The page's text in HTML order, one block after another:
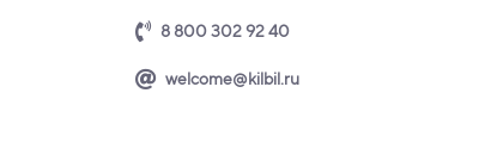
8 800 302 92 40
welcome@kilbil.ru